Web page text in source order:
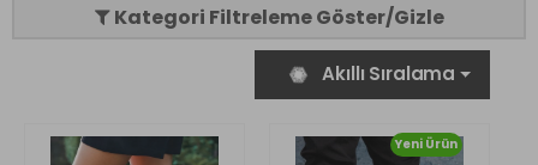
Kategori Filtreleme Göster/Gizle
Akıllı Sıralama
Yeni Ürün